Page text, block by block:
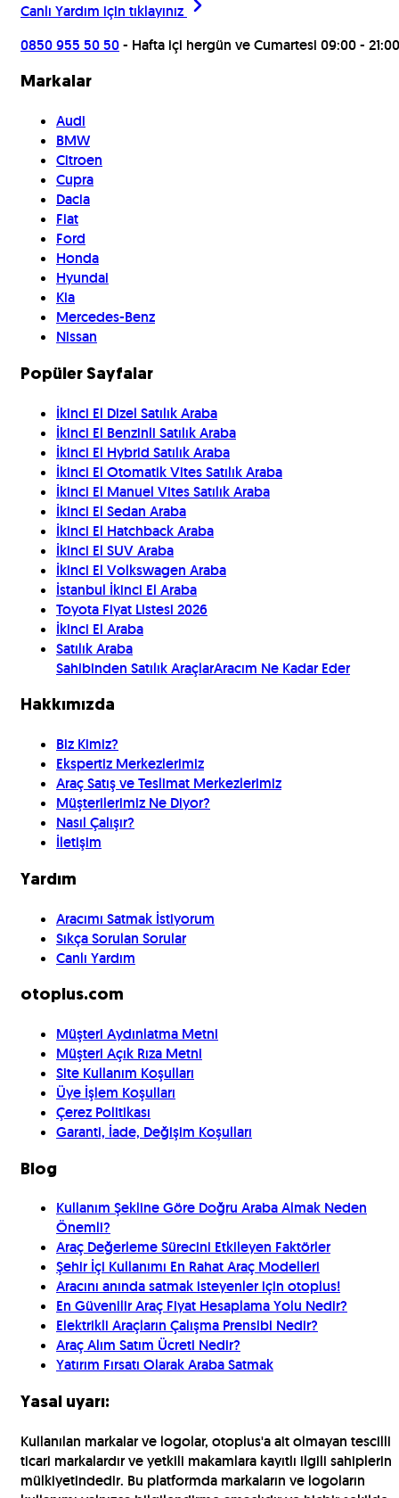
Canlı Yardım için tıklayınız
0850 955 50 50- Hafta içi hergün ve Cumartesi 09:00 - 21:00
Markalar
Audi
BMW
Citroen
Cupra
Dacia
Fiat
Ford
Honda
Hyundai
Kia
Mercedes-Benz
Nissan
Popüler Sayfalar
İkinci El Dizel Satılık Araba
İkinci El Benzinli Satılık Araba
İkinci El Hybrid Satılık Araba
İkinci El Otomatik Vites Satılık Araba
İkinci El Manuel Vites Satılık Araba
İkinci El Sedan Araba
İkinci El Hatchback Araba
İkinci El SUV Araba
İkinci El Volkswagen Araba
İstanbul İkinci El Araba
Toyota Fiyat Listesi 2026
İkinci El Araba
Satılık Araba
Sahibinden Satılık AraçlarAracım Ne Kadar Eder
Hakkımızda
Biz Kimiz?
Ekspertiz Merkezlerimiz
Araç Satış ve Teslimat Merkezlerimiz
Müşterilerimiz Ne Diyor?
Nasıl Çalışır?
İletişim
Yardım
Aracımı Satmak İstiyorum
Sıkça Sorulan Sorular
Canlı Yardım
otoplus.com
Müşteri Aydınlatma Metni
Müşteri Açık Rıza Metni
Site Kullanım Koşulları
Üye İşlem Koşulları
Çerez Politikası
Garanti, İade, Değişim Koşulları
Blog
Kullanım Şekline Göre Doğru Araba Almak Neden
Önemli?
Araç Değerleme Sürecini Etkileyen Faktörler
Şehir İçi Kullanımı En Rahat Araç Modelleri
Aracını anında satmak isteyenler için otoplus!
En Güvenilir Araç Fiyat Hesaplama Yolu Nedir?
Elektrikli Araçların Çalışma Prensibi Nedir?
Araç Alım Satım Ücreti Nedir?
Yatırım Fırsatı Olarak Araba Satmak
Yasal uyarı:
Kullanılan markalar ve logolar, otoplus'a ait olmayan tescilli
ticari markalardır ve yetkili makamlara kayıtlı ilgili sahiplerin
mülkiyetindedir. Bu platformda markaların ve logoların